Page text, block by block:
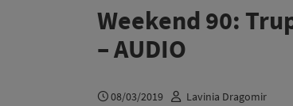
Weekend 90:
– AUDIO
08/03/2019 Lavinia Dragomir